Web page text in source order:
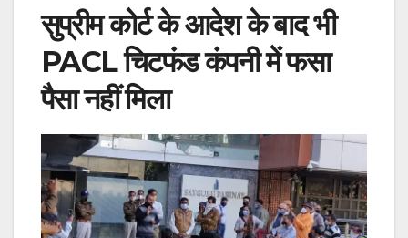
सुप्रीम कोर्ट के आदेश के बाद भी
PACL चिटफंड कंपनी में फसा
पैसा नहीं मिला